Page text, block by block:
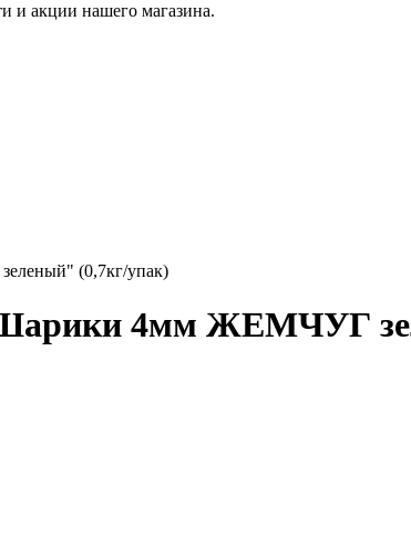
и акции нашего магазина.
(0,7кг/упак)
4мм ЖЕМЧУГ